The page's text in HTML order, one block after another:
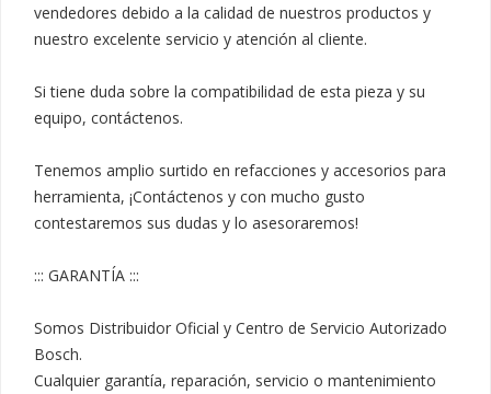
vendedores debido a la calidad de nuestros productos y
nuestro excelente servicio y atención al cliente.
Si tiene duda sobre la compatibilidad de esta pieza y su
equipo, contáctenos.
Tenemos amplio surtido en refacciones y accesorios para
herramienta, ¡Contáctenos y con mucho gusto
contestaremos sus dudas y lo asesoraremos!
::: GARANTÍA :::
Somos Distribuidor Oficial y Centro de Servicio Autorizado
Bosch.
Cualquier garantía, reparación, servicio o mantenimiento